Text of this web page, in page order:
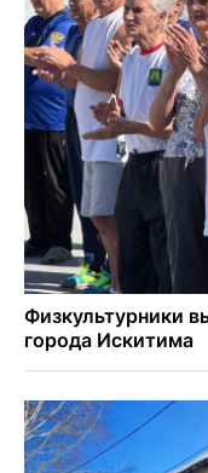
млрд рублей
Под Новосибирском
дискриминацию с